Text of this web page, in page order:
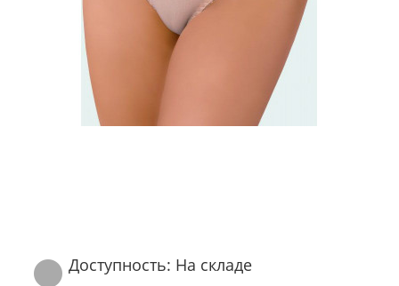
Доступность: На складе